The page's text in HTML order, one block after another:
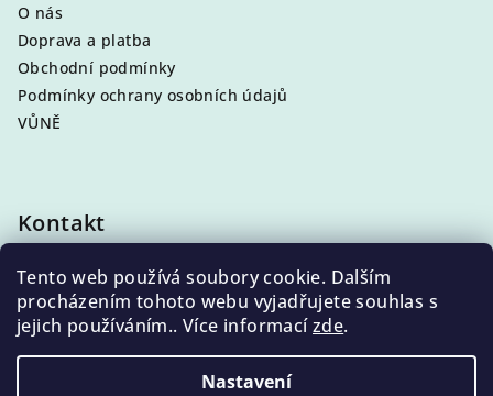
Tento web používá soubory cookie. Dalším
procházením tohoto webu vyjadřujete souhlas s
jejich používáním.. Více informacízde.
Nastavení
O nás
Doprava a platba
Obchodní podmínky
Podmínky ochrany osobních údajů
VŮNĚ
Kontakt
info@eleni.cz
+420 704 868 500